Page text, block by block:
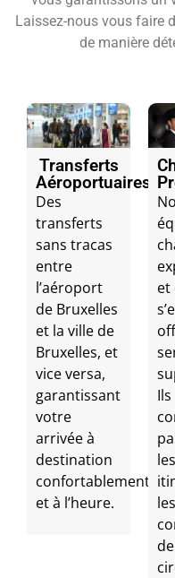
Laissez-nous vous faire
de manière
Transferts
Aéroportuaires
Des
transferts
sans tracas
entre
l’aéroport
de Bruxelles
et la ville de
Bruxelles, et
vice versa,
garantissant
votre
arrivée à
destination
confortablement
et à l’heure.
et
Ils
les
de